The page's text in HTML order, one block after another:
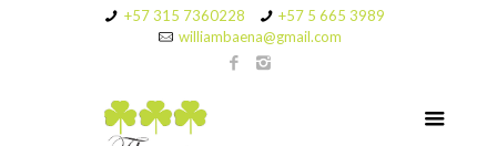
+57 315 7360228
+57 5 665 3989
williambaena@gmail.com